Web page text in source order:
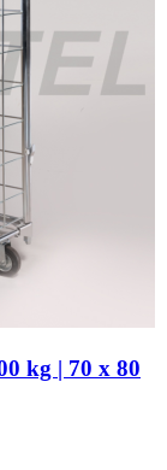
kg | 70 x 80